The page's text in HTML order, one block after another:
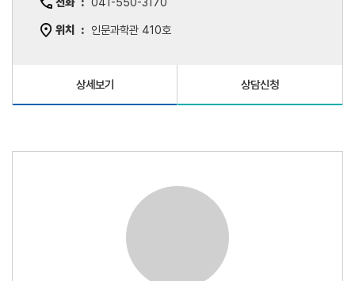
위치 인문과학관 410호
상세보기 상담신청